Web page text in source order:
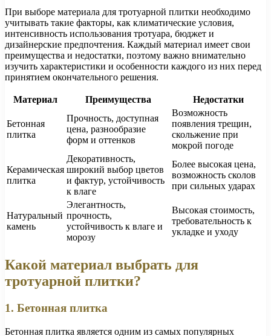
При выборе материала для тротуарной плитки необходимо
учитывать такие факторы, как климатические условия,
интенсивность использования тротуара, бюджет и
дизайнерские предпочтения. Каждый материал имеет свои
преимущества и недостатки, поэтому важно внимательно
изучить характеристики и особенности каждого из них перед
принятием окончательного решения.
Материал Преимущества Недостатки
Бетонная
плитка
Прочность, доступная
цена, разнообразие
форм и оттенков
Возможность
появления трещин,
скольжение при
мокрой погоде
Керамическая
плитка
Декоративность,
широкий выбор цветов
и фактур, устойчивость
к влаге
Более высокая цена,
возможность сколов
при сильных ударах
Натуральный
камень
Элегантность,
прочность,
устойчивость к влаге и
морозу
Высокая стоимость,
требовательность к
укладке и уходу
Какой материал выбрать для
тротуарной плитки?
1. Бетонная плитка
Бетонная плитка является одним из самых популярных